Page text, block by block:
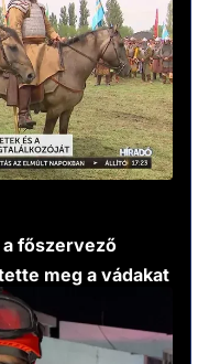
a főszervező
meg a vádakat